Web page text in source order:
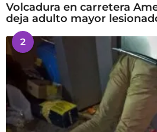
Volcadura en carretera
deja adulto mayor
2